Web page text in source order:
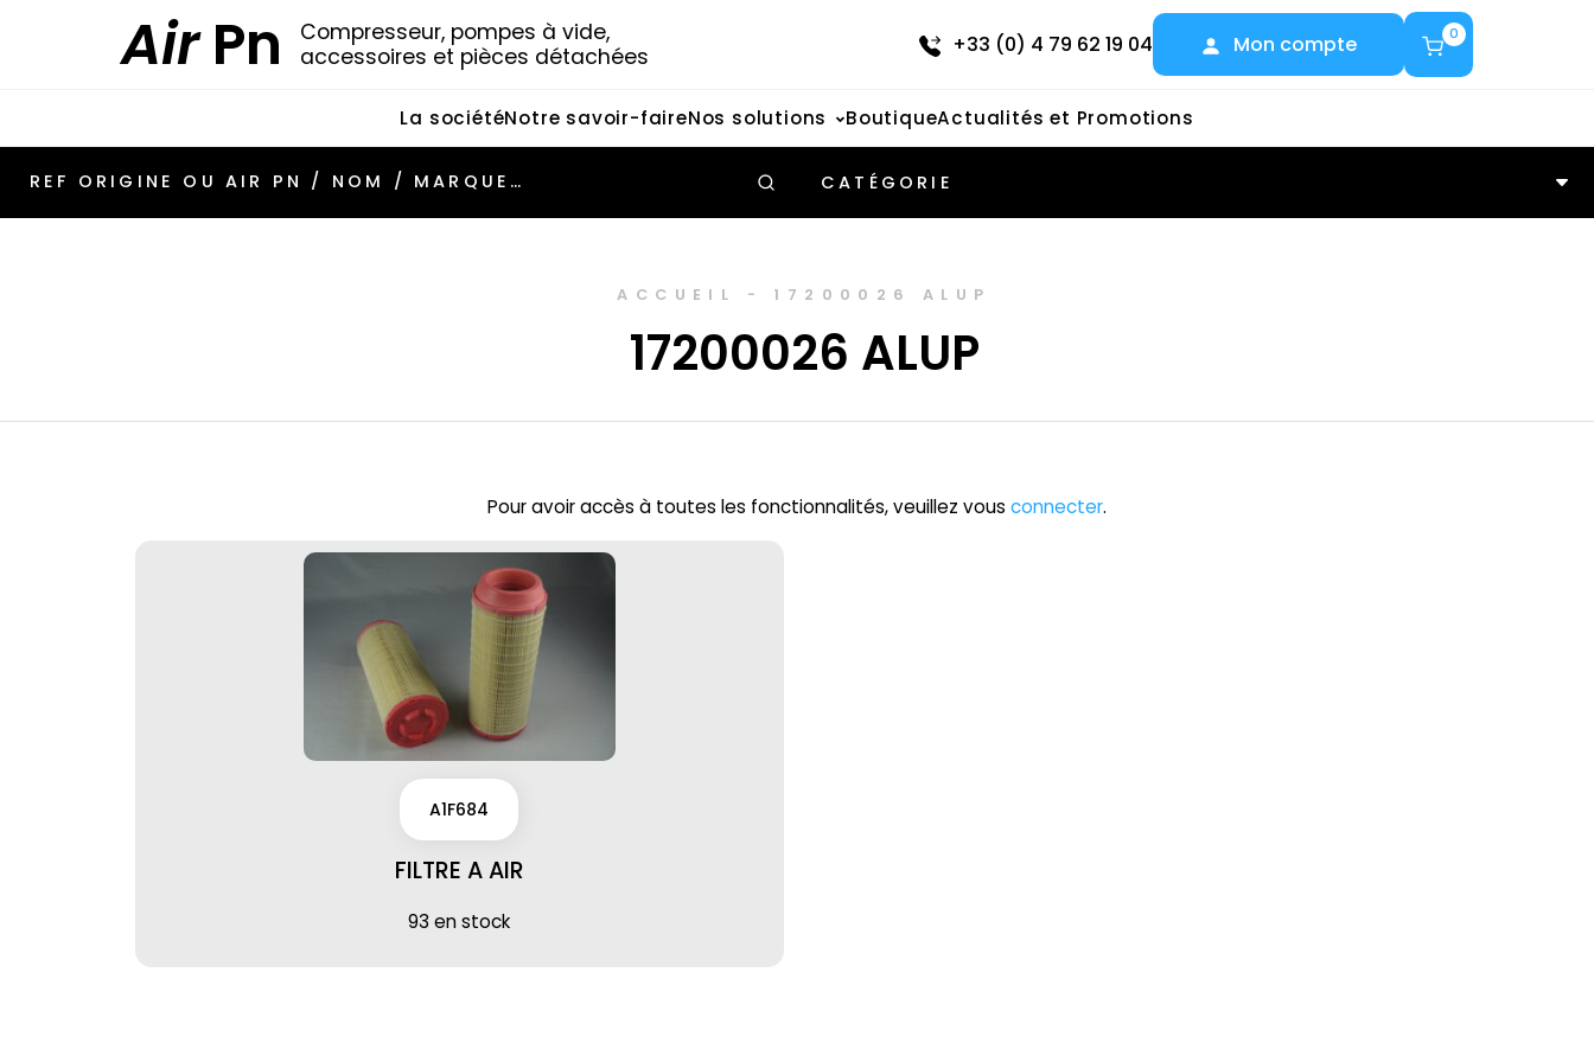
AirPn
Compresseur, pompes à vide,
accessoires et pièces détachées
+33 (0) 4 79 62 19 04 Mon compte 0
La sociétéNotre savoir-faireNos solutions BoutiqueActualités et Promotions
CATÉGORIE
ACCUEIL - 17200026 ALUP
17200026 ALUP
Pour avoir accès à toutes les fonctionnalités, veuillez vous connecter.
A1F684
FILTRE A AIR
93 en stock